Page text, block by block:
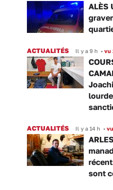
ALÈS
ACTUALITÉS Il y a 9 h • vu
ACTUALITÉS Il y a 14 h •
sont